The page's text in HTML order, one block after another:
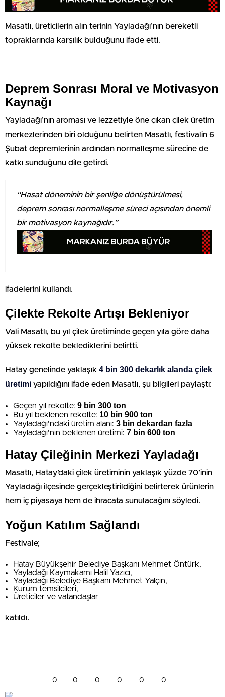
Masatlı, üreticilerin alın terinin Yayladağı’nın bereketli
topraklarında karşılık bulduğunu ifade etti.
Deprem Sonrası Moral ve Motivasyon
Kaynağı
Yayladağı’nın aroması ve lezzetiyle öne çıkan çilek üretim
merkezlerinden biri olduğunu belirten Masatlı, festivalin 6
Şubat depremlerinin ardından normalleşme sürecine de
katkı sunduğunu dile getirdi.
“Hasat döneminin bir şenliğe dönüştürülmesi,
deprem sonrası normalleşme süreci açısından önemli
bir motivasyon kaynağıdır.”
ifadelerini kullandı.
Çilekte Rekolte Artışı Bekleniyor
Vali Masatlı, bu yıl çilek üretiminde geçen yıla göre daha
yüksek rekolte beklediklerini belirtti.
Hatay genelinde yaklaşık 4 bin 300 dekarlık alanda çilek
üretimi yapıldığını ifade eden Masatlı, şu bilgileri paylaştı:
Geçen yıl rekolte: 9 bin 300 ton
Bu yıl beklenen rekolte: 10 bin 900 ton
Yayladağı’ndaki üretim alanı: 3 bin dekardan fazla
Yayladağı’nın beklenen üretimi: 7 bin 600 ton
Hatay Çileğinin Merkezi Yayladağı
Masatlı, Hatay’daki çilek üretiminin yaklaşık yüzde 70’inin
Yayladağı ilçesinde gerçekleştirildiğini belirterek ürünlerin
hem iç piyasaya hem de ihracata sunulacağını söyledi.
Yoğun Katılım Sağlandı
Festivale;
Hatay Büyükşehir Belediye Başkanı Mehmet Öntürk,
Yayladağı Kaymakamı Halil Yazıcı,
Yayladağı Belediye Başkanı Mehmet Yalçın,
Kurum temsilcileri,
Üreticiler ve vatandaşlar
katıldı.
0 0 0 0 0 0